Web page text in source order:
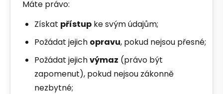
Máte právo:
Získat přístup ke svým údajům;
Požádat jejich opravu, pokud nejsou přesné;
Požádat jejichvýmaz (právo být
zapomenut), pokud nejsou zákonně
nezbytné;